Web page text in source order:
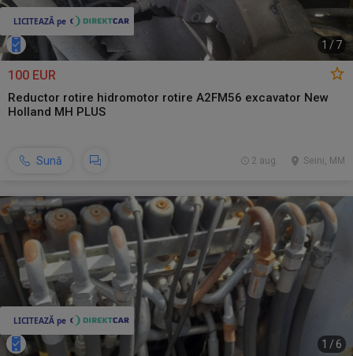
1 /7
100 EUR
Reductor rotire hidromotor rotire A2FM56 excavator New
Holland MH PLUS
Sună Seini, MM
2 aug.
1 / 6